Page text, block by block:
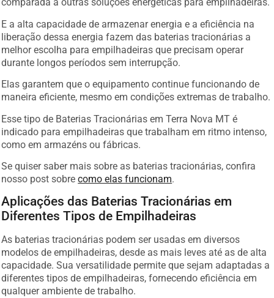
comparada a outras soluções energéticas para empilhadeiras.
E a alta capacidade de armazenar energia e a eficiência na
liberação dessa energia fazem das baterias tracionárias a
melhor escolha para empilhadeiras que precisam operar
durante longos períodos sem interrupção.
Elas garantem que o equipamento continue funcionando de
maneira eficiente, mesmo em condições extremas de trabalho.
Esse tipo de Baterias Tracionárias em Terra Nova MT é
indicado para empilhadeiras que trabalham em ritmo intenso,
como em armazéns ou fábricas.
Se quiser saber mais sobre as baterias tracionárias, confira
nosso post sobrecomo elas funcionam.
Aplicações das Baterias Tracionárias em
Diferentes Tipos de Empilhadeiras
As baterias tracionárias podem ser usadas em diversos
modelos de empilhadeiras, desde as mais leves até as de alta
capacidade. Sua versatilidade permite que sejam adaptadas a
diferentes tipos de empilhadeiras, fornecendo eficiência em
qualquer ambiente de trabalho.